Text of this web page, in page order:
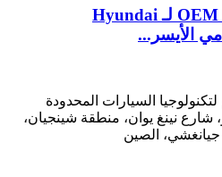
OEM 54100-5H550 لـ Hyundai
السيارات المحدودة
شارع نينغ يوان، منطقة شينجيان،
جيانغشي، الصين